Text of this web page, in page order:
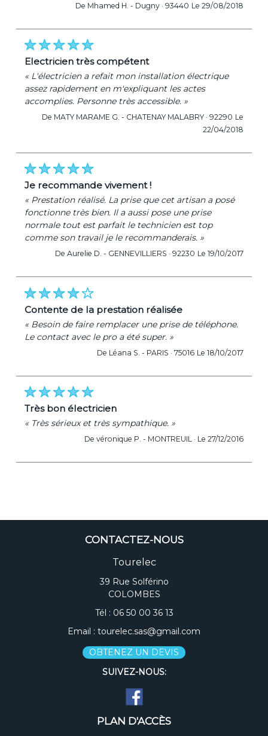
De Mhamed H. - Dugny · 93440 Le 29/08/2018
electricien très compétent
« L'électricien a refait mon installation électrique
assez rapidement en m'expliquant les actes
accomplies. Personne très accessible. »
De MATY MARAME G. - CHATENAY MALABRY · 92290 Le
22/04/2018
je recommande vivement !
« Prestation réalisé. La prise que cet artisan a posé
fonctionne très bien. Il a aussi pose une prise
normale tout est parfait le technicien est top
comme son travail je le recommanderais. »
De Aurelie D. - GENNEVILLIERS · 92230 Le 19/10/2017
contente de la prestation réalisée
« Besoin de faire remplacer une prise de téléphone.
Le contact avec le pro a été super. »
De Léana S. - PARIS · 75016 Le 18/10/2017
très bon électricien
« Très sérieux et très sympathique. »
De véronique P. - MONTREUIL · Le 27/12/2016
CONTACTEZ-NOUS
Tourelec
39 Rue Solférino
COLOMBES
Tél : 06 50 00 36 13
Email : tourelec.sas@gmail.com
OBTENEZ UN DEVIS
SUIVEZ-NOUS:
PLAN D'ACCÈS